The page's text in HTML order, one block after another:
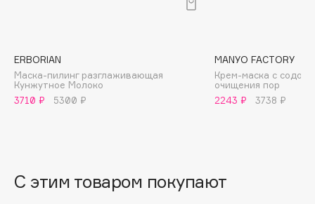
Baffy
Balmain Hair Couture
ЭКСКЛЮЗИВ
Banderas
Beauty Pati
ERBORIAN
Маска-пилинг разглаживающая
Кунжутное Молоко
3710 ₽
5300 ₽
MANYO FACTORY
Крем-маска с содой
очищения пор
2243 ₽
3738 ₽
С этим товаром покупают